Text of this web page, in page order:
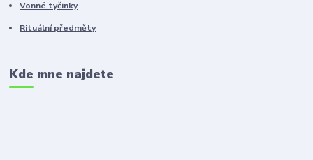
Vonné tyčinky
Rituální předměty
Kde mne najdete